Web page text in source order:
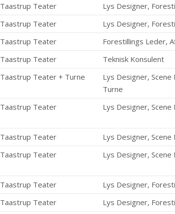
Taastrup Teater
Lys Designer,
Taastrup Teater
Lys Designer,
Taastrup Teater
Forestillings Leder,
Taastrup Teater
Teknisk Konsulent
Taastrup Teater + Turne
Lys Designer,
Turne
Taastrup Teater Lys Designer,
Taastrup Teater
Lys Designer,
Taastrup Teater Lys Designer,
Taastrup Teater
Lys Designer,
Taastrup Teater Lys Designer,